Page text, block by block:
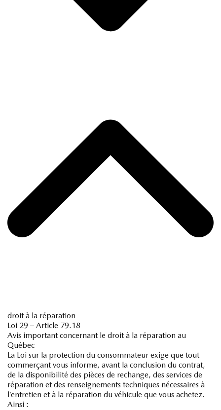
droit à la réparation
Loi 29 – Article 79.18
Avis important concernant le droit à la réparation au
Québec
La Loi sur la protection du consommateur exige que tout
commerçant vous informe, avant la conclusion du contrat,
de la disponibilité des pièces de rechange, des services de
réparation et des renseignements techniques nécessaires à
l’entretien et à la réparation du véhicule que vous achetez.
Ainsi :